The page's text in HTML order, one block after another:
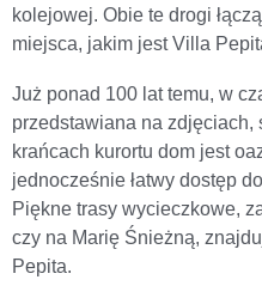
kolejowej. Obie te drogi
miejsca, jakim jest Villa
Już ponad 100 lat temu, w
przedstawiana na zdjęciach,
krańcach kurortu dom jest
jednocześnie łatwy dostęp
Piękne trasy wycieczkowe,
czy na Marię Śnieżną,
Pepita.